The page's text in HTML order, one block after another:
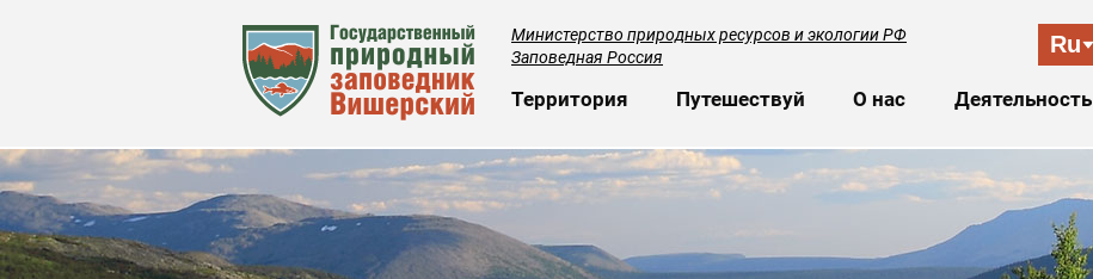
Министерство природных ресурсов и экологии РФ
Заповедная Россия
Ru
Основная навигация
Территория Путешествуй О нас Деятельность